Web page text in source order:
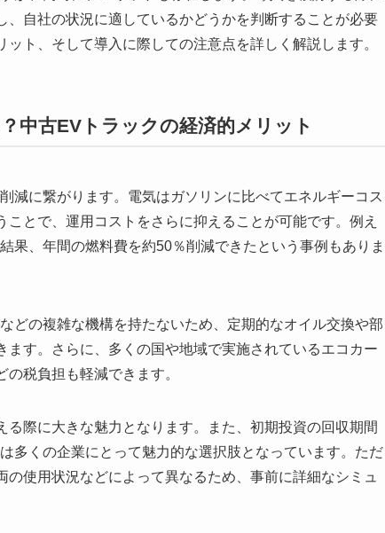
自社の状況に適しているかどうかを判断することが必要
ト、そして導入に際しての注意点を詳しく解説します。
中古EVトラックの経済的メリット
減に繋がります。電気はガソリンに比べてエネルギーコス
とで、運用コストをさらに抑えることが可能です。例え
果、年間の燃料費を約50％削減できたという事例もありま
どの複雑な機構を持たないため、定期的なオイル交換や部
す。さらに、多くの国や地域で実施されているエコカー
税負担も軽減できます。
際に大きな魅力となります。また、初期投資の回収期間
多くの企業にとって魅力的な選択肢となっています。ただ
使用状況などによって異なるため、事前に詳細なシミュ